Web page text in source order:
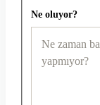
Ne oluyor?